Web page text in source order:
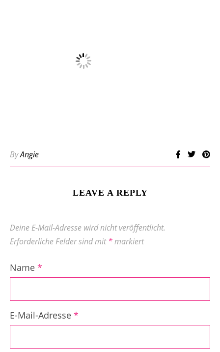
ByAngie
LEAVE A REPLY
Deine E-Mail-Adresse wird nicht veröffentlicht.
Erforderliche Felder sind mit*markiert
Name *
E-Mail-Adresse *